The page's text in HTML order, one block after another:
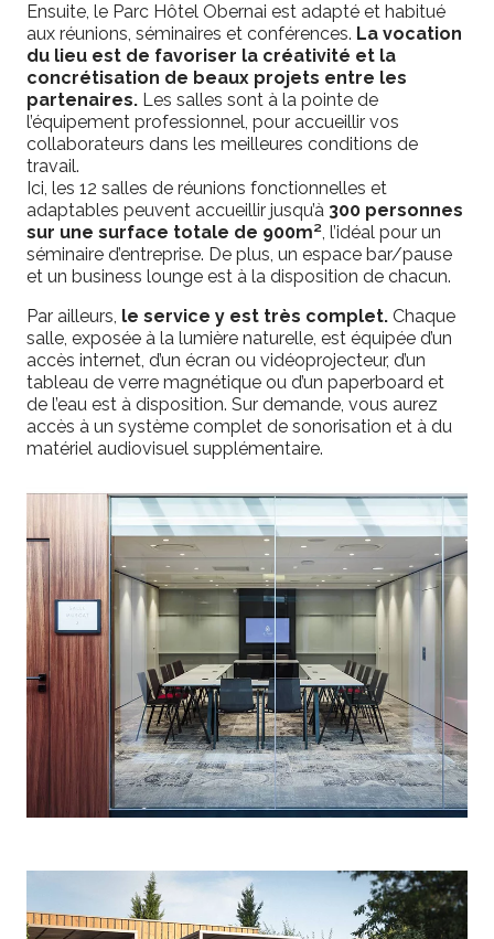
Ensuite, le Parc Hôtel Obernai est adapté et habitué
aux réunions, séminaires et conférences. La vocation
du lieu est de favoriser la créativité et la
concrétisation de beaux projets entre les
partenaires. Les salles sont à la pointe de
l’équipement professionnel, pour accueillir vos
collaborateurs dans les meilleures conditions de
travail.
Ici, les 12 salles de réunions fonctionnelles et
adaptables peuvent accueillir jusqu’à 300 personnes
sur une surface totale de 900m², l’idéal pour un
séminaire d’entreprise. De plus, un espace bar/pause
et un business lounge est à la disposition de chacun.
Par ailleurs, le service y est très complet. Chaque
salle, exposée à la lumière naturelle, est équipée d’un
accès internet, d’un écran ou vidéoprojecteur, d’un
tableau de verre magnétique ou d’un paperboard et
de l’eau est à disposition. Sur demande, vous aurez
accès à un système complet de sonorisation et à du
matériel audiovisuel supplémentaire.